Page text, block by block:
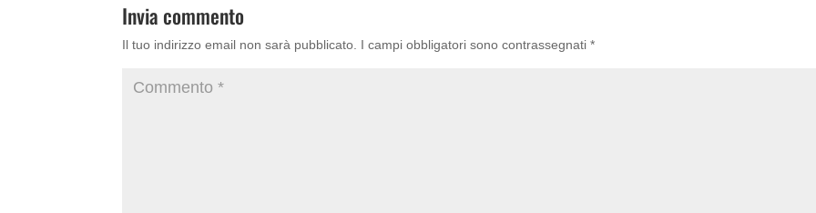
Invia commento
Il tuo indirizzo email non sarà pubblicato. I campi obbligatori sono contrassegnati*